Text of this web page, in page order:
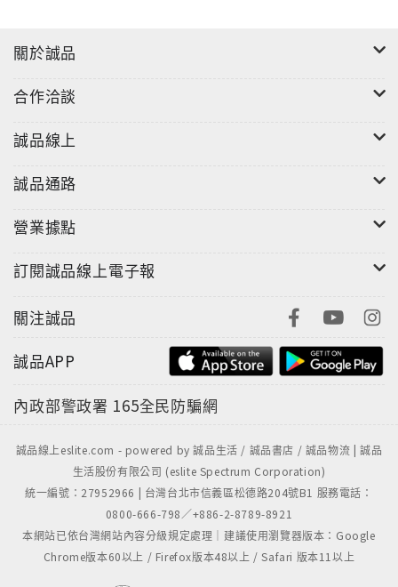
關於誠品
合作洽談
誠品線上
誠品通路
營業據點
訂閱誠品線上電子報
關注誠品
誠品APP
內政部警政署 165全民防騙網
誠品線上eslite.com - powered by 誠品生活 / 誠品書店 / 誠品物流 | 誠品
生活股份有限公司 (eslite Spectrum Corporation)
統一編號：27952966 | 台灣台北市信義區松德路204號B1 服務電話：
0800-666-798／+886-2-8789-8921
本網站已依台灣網站內容分級規定處理｜建議使用瀏覽器版本：Google
Chrome版本60以上 / Firefox版本48以上 / Safari 版本11以上